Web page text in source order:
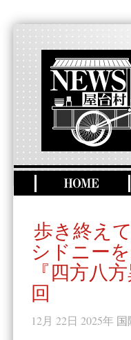
歩き終え
シドニー
『四方八
回
12月 22日 2025年 国